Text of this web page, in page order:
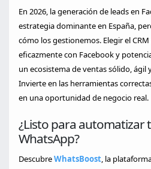
En 2026, la generación de leads en
estrategia dominante en España,
cómo los gestionemos. Elegir el
eficazmente con Facebook y
un ecosistema de ventas sólido, ágil
Invierte en las herramientas
en una oportunidad de negocio real.
¿Listo para
WhatsApp?
DescubreWhatsBoost, la